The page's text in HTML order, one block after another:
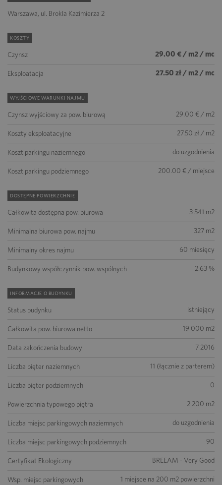
Warszawa, ul. Brokla Kazimierza 2
KOSZTY
Czynsz 29.00 € / m2 / mc
Eksploatacja 27.50 zł / m2 / mc
WYJŚCIOWE WARUNKI NAJMU
Czynsz wyjściowy za pow. biurową 29.00 € / m2
Koszty eksploatacyjne 27.50 zł / m2
Koszt parkingu naziemnego do uzgodnienia
Koszt parkingu podziemnego 200.00 € / miejsce
DOSTĘPNE POWIERZCHNIE
Całkowita dostępna pow. biurowa 3 541 m2
Minimalna biurowa pow. najmu 327 m2
Minimalny okres najmu 60 miesięcy
Budynkowy współczynnik pow. wspólnych 2.63 %
INFORMACJE O BUDYNKU
Status budynku istniejący
Całkowita pow. biurowa netto 19 000 m2
Data zakończenia budowy 7 2016
Liczba pięter naziemnych 11 (łącznie z parterem)
Liczba pięter podziemnych 0
Powierzchnia typowego piętra 2 200 m2
Liczba miejsc parkingowych naziemnych do uzgodnienia
Liczba miejsc parkingowych podziemnych 90
Certyfikat Ekologiczny BREEAM - Very Good
Wsp. miejsc parkingowych 1 miejsce na 200 m2 powierzchni